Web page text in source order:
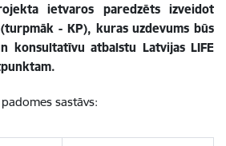
ietvaros paredzēts izveidot
- KP), kuras uzdevums būs
konsultatīvu atbalstu Latvijas LIFE
sastāvs: